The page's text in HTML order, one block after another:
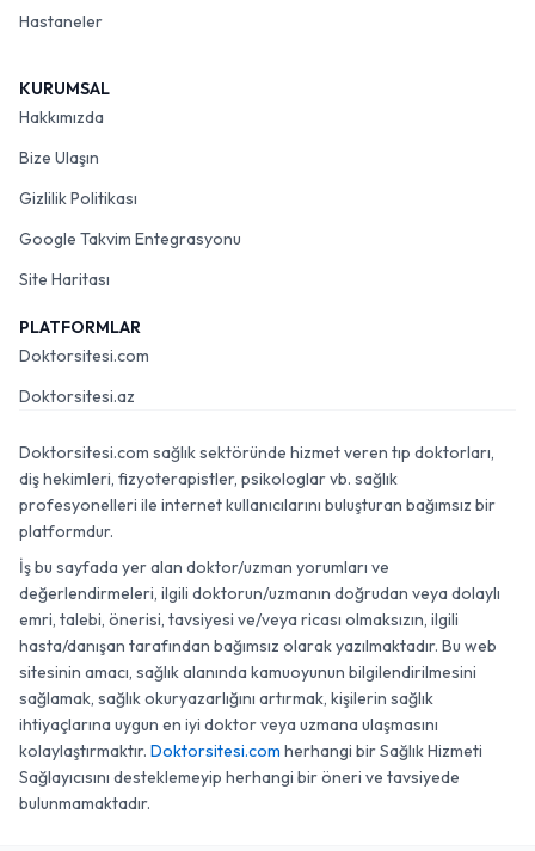
Hastaneler
KURUMSAL
Hakkımızda
Bize Ulaşın
Gizlilik Politikası
Google Takvim Entegrasyonu
Site Haritası
PLATFORMLAR
Doktorsitesi.com
Doktorsitesi.az
Doktorsitesi.com sağlık sektöründe hizmet veren tıp doktorları,
diş hekimleri, fizyoterapistler, psikologlar vb. sağlık
profesyonelleri ile internet kullanıcılarını buluşturan bağımsız bir
platformdur.
İş bu sayfada yer alan doktor/uzman yorumları ve
değerlendirmeleri, ilgili doktorun/uzmanın doğrudan veya dolaylı
emri, talebi, önerisi, tavsiyesi ve/veya ricası olmaksızın, ilgili
hasta/danışan tarafından bağımsız olarak yazılmaktadır. Bu web
sitesinin amacı, sağlık alanında kamuoyunun bilgilendirilmesini
sağlamak, sağlık okuryazarlığını artırmak, kişilerin sağlık
ihtiyaçlarına uygun en iyi doktor veya uzmana ulaşmasını
kolaylaştırmaktır. Doktorsitesi.com herhangi bir Sağlık Hizmeti
Sağlayıcısını desteklemeyip herhangi bir öneri ve tavsiyede
bulunmamaktadır.